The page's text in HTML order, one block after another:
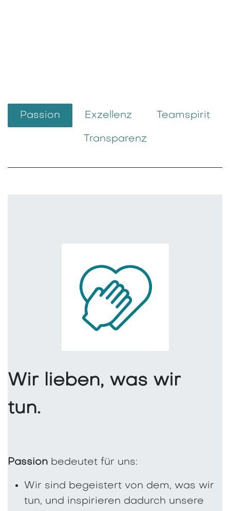
Passion Exzellenz Teamspirit
Transparenz
Wir lieben, was wir
tun.
Passion bedeutet für uns:
Wir sind begeistert von dem, was wir
tun, und inspirieren dadurch unsere